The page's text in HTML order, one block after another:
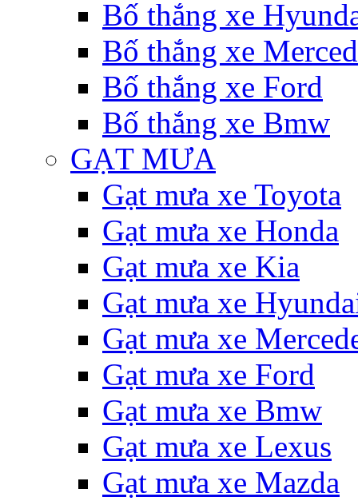
Bố thắng xe
Bố thắng xe
Bố thắng xe Ford
Bố thắng xe Bmw
GẠT MƯA
Gạt mưa xe Toyota
Gạt mưa xe Honda
Gạt mưa xe Kia
Gạt mưa xe
Gạt mưa xe
Gạt mưa xe Ford
Gạt mưa xe Bmw
Gạt mưa xe Lexus
Gạt mưa xe Mazda